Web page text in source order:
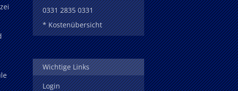
0331 2835 0331
* Kostenübersicht
Wichtige Links
Login